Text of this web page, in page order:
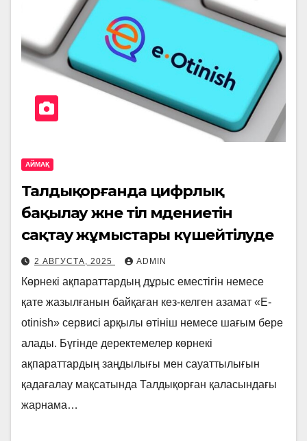
АЙМАҚ
Талдықорғанда цифрлық
бақылау және тіл мәдениетін
сақтау жұмыстары күшейтілуде
2 АВГУСТА, 2025 ADMIN
Көрнекi ақпараттардың дұрыс еместігін немесе
қате жазылғанын байқаған кез-келген азамат «E-
otinish» сервисі арқылы өтініш немесе шағым бере
алады. Бүгінде деректемелер көрнекі
ақпараттардың заңдылығы мен сауаттылығын
қадағалау мақсатында Талдықорған қаласындағы
жарнама…